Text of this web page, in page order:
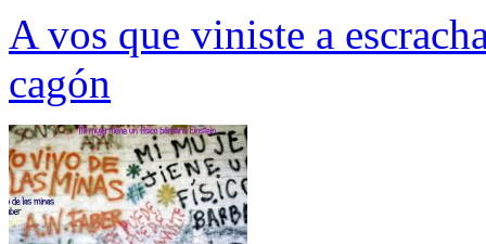
A vos que viniste a
cagón